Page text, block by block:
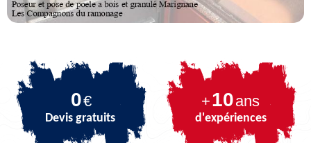
0€
Devis gratuits
+10ans
d'expériences